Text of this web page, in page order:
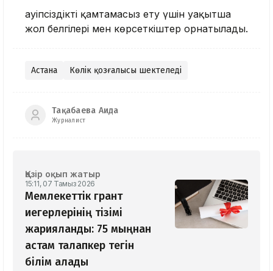
Қауіпсіздікті қамтамасыз ету үшін уақытша
жол белгілері мен көрсеткіштер орнатылады.
Астана Көлік қозғалысы шектеледі
Тақабаева Аида
Журналист
Қазір оқып жатыр
15:11, 07 Тамыз 2026
Мемлекеттік грант
иегерлерінің тізімі
жарияланды: 75 мыңнан
астам талапкер тегін
білім алады